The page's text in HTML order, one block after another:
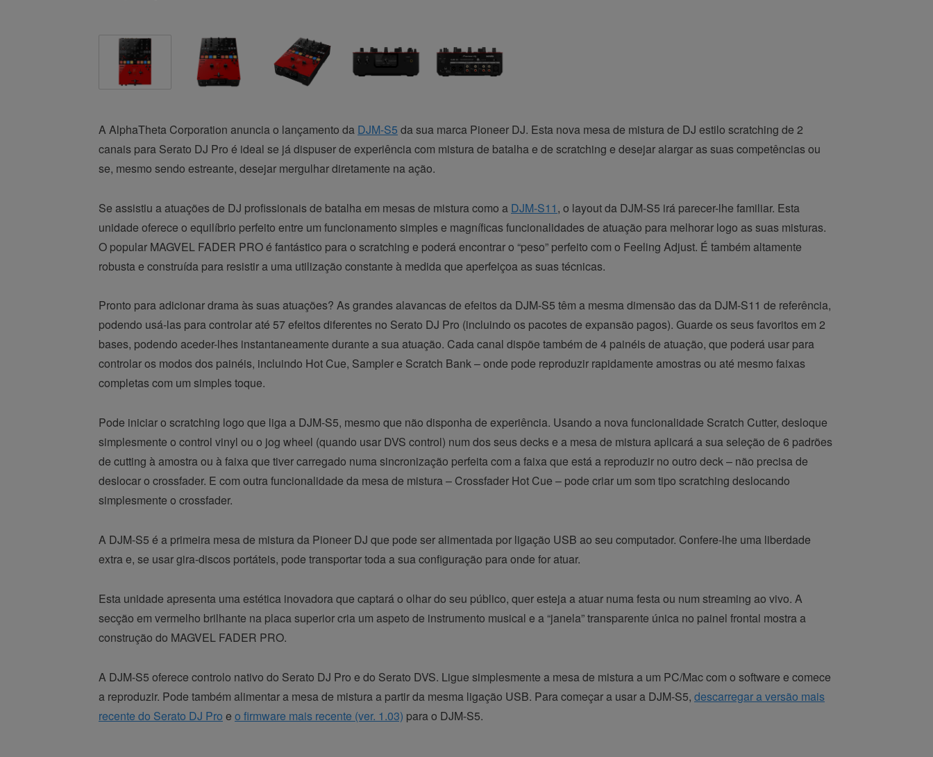
A AlphaTheta Corporation anuncia o lançamento da DJM-S5 da sua marca Pioneer DJ. Esta nova mesa de mistura de DJ estilo scratching de 2
canais para Serato DJ Pro é ideal se já dispuser de experiência com mistura de batalha e de scratching e desejar alargar as suas competências ou
se, mesmo sendo estreante, desejar mergulhar diretamente na ação.
Se assistiu a atuações de DJ profissionais de batalha em mesas de mistura como a DJM-S11, o layout da DJM-S5 irá parecer-lhe familiar. Esta
unidade oferece o equilíbrio perfeito entre um funcionamento simples e magníficas funcionalidades de atuação para melhorar logo as suas misturas.
O popular MAGVEL FADER PRO é fantástico para o scratching e poderá encontrar o “peso” perfeito com o Feeling Adjust. É também altamente
robusta e construída para resistir a uma utilização constante à medida que aperfeiçoa as suas técnicas.
Pronto para adicionar drama às suas atuações? As grandes alavancas de efeitos da DJM-S5 têm a mesma dimensão das da DJM-S11 de referência,
podendo usá-las para controlar até 57 efeitos diferentes no Serato DJ Pro (incluindo os pacotes de expansão pagos). Guarde os seus favoritos em 2
bases, podendo aceder-lhes instantaneamente durante a sua atuação. Cada canal dispõe também de 4 painéis de atuação, que poderá usar para
controlar os modos dos painéis, incluindo Hot Cue, Sampler e Scratch Bank – onde pode reproduzir rapidamente amostras ou até mesmo faixas
completas com um simples toque.
Pode iniciar o scratching logo que liga a DJM-S5, mesmo que não disponha de experiência. Usando a nova funcionalidade Scratch Cutter, desloque
simplesmente o control vinyl ou o jog wheel (quando usar DVS control) num dos seus decks e a mesa de mistura aplicará a sua seleção de 6 padrões
de cutting à amostra ou à faixa que tiver carregado numa sincronização perfeita com a faixa que está a reproduzir no outro deck – não precisa de
deslocar o crossfader. E com outra funcionalidade da mesa de mistura – Crossfader Hot Cue – pode criar um som tipo scratching deslocando
simplesmente o crossfader.
A DJM-S5 é a primeira mesa de mistura da Pioneer DJ que pode ser alimentada por ligação USB ao seu computador. Confere-lhe uma liberdade
extra e, se usar gira-discos portáteis, pode transportar toda a sua configuração para onde for atuar.
Esta unidade apresenta uma estética inovadora que captará o olhar do seu público, quer esteja a atuar numa festa ou num streaming ao vivo. A
secção em vermelho brilhante na placa superior cria um aspeto de instrumento musical e a “janela” transparente única no painel frontal mostra a
construção do MAGVEL FADER PRO.
A DJM-S5 oferece controlo nativo do Serato DJ Pro e do Serato DVS. Ligue simplesmente a mesa de mistura a um PC/Mac com o software e comece
a reproduzir. Pode também alimentar a mesa de mistura a partir da mesma ligação USB. Para começar a usar a DJM-S5, descarregar a versão mais
recente do Serato DJ Pro e o firmware mais recente (ver. 1.03) para o DJM-S5.